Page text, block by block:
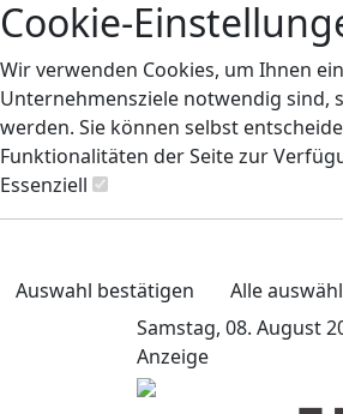
Cookie-
Wir verwenden Cookies, um Ihnen
Unternehmensziele notwendig sind,
werden. Sie können selbst
Funktionalitäten der Seite zur
Essenziell
Auswahl bestätigen
Alle
Samstag, 08. August
Anzeige